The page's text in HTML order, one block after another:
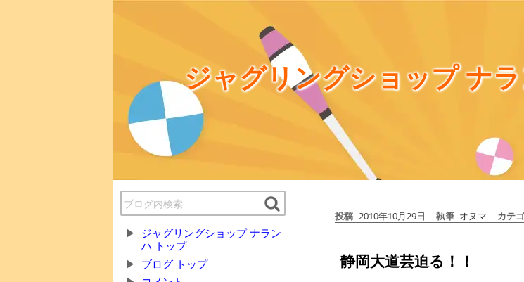
ジャグリングショップ ナ
ジャグリングショップ ナラン
ハ トップ
ブログ トップ
投稿 2010年10月29日 執筆 オヌマ カテ
静岡大道芸迫る！！